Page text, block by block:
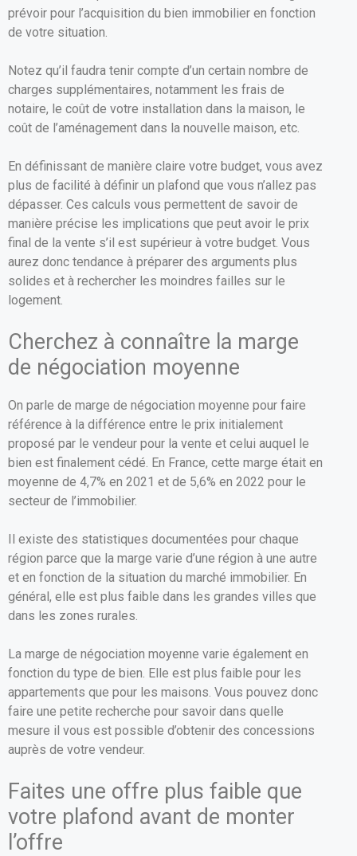
prévoir pour l’acquisition du bien immobilier en fonction
de votre situation.
Notez qu’il faudra tenir compte d’un certain nombre de
charges supplémentaires, notamment les frais de
notaire, le coût de votre installation dans la maison, le
coût de l’aménagement dans la nouvelle maison, etc.
En définissant de manière claire votre budget, vous avez
plus de facilité à définir un plafond que vous n’allez pas
dépasser. Ces calculs vous permettent de savoir de
manière précise les implications que peut avoir le prix
final de la vente s’il est supérieur à votre budget. Vous
aurez donc tendance à préparer des arguments plus
solides et à rechercher les moindres failles sur le
logement.
Cherchez à connaître la marge
de négociation moyenne
On parle de marge de négociation moyenne pour faire
référence à la différence entre le prix initialement
proposé par le vendeur pour la vente et celui auquel le
bien est finalement cédé. En France, cette marge était en
moyenne de 4,7% en 2021 et de 5,6% en 2022 pour le
secteur de l’immobilier.
Il existe des statistiques documentées pour chaque
région parce que la marge varie d’une région à une autre
et en fonction de la situation du marché immobilier. En
général, elle est plus faible dans les grandes villes que
dans les zones rurales.
La marge de négociation moyenne varie également en
fonction du type de bien. Elle est plus faible pour les
appartements que pour les maisons. Vous pouvez donc
faire une petite recherche pour savoir dans quelle
mesure il vous est possible d’obtenir des concessions
auprès de votre vendeur.
Faites une offre plus faible que
votre plafond avant de monter
l’offre